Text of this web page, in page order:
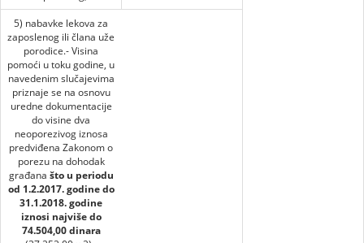
5) nabavke lekova za
zaposlenog ili člana uže
porodice.- Visina
pomoći u toku godine, u
navedenim slučajevima
priznaje se na osnovu
uredne dokumentacije
do visine dva
neoporezivog iznosa
predviđena Zakonom o
porezu na dohodak
građana što u periodu
od 1.2.2017. godine do
31.1.2018. godine
iznosi najviše do
74.504,00 dinara